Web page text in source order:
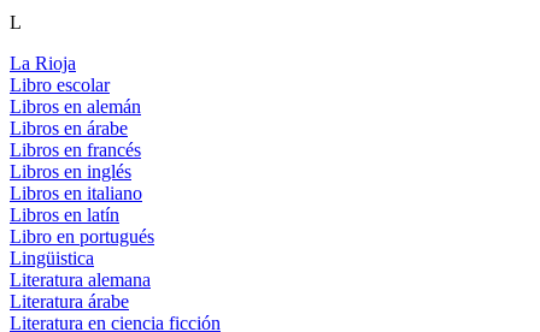
L
La Rioja
Libro escolar
Libros en alemán
Libros en árabe
Libros en francés
Libros en inglés
Libros en italiano
Libros en latín
Libro en portugués
Lingüistica
Literatura alemana
Literatura árabe
Literatura en ciencia ficción